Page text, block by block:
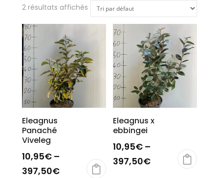
2 résultats affichés
Eleagnus
Panaché
Viveleg
10,95€–
397,50€
Eleagnus x
ebbingei
10,95€ –
397,50€